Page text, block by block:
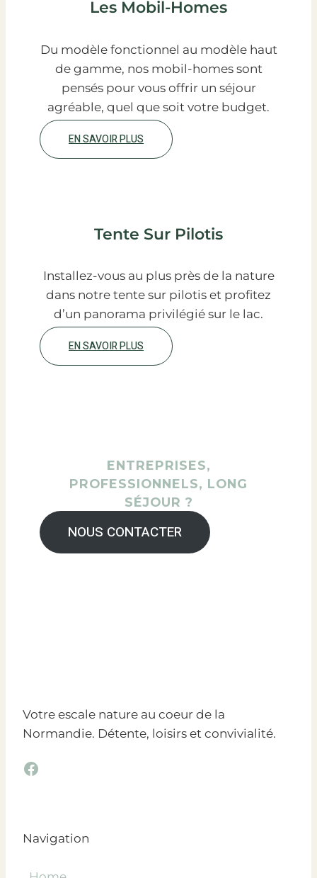
Les Mobil-Homes
Du modèle fonctionnel au modèle haut
de gamme, nos mobil-homes sont
pensés pour vous offrir un séjour
agréable, quel que soit votre budget.
EN SAVOIR PLUS
Tente Sur Pilotis
Installez-vous au plus près de la nature
dans notre tente sur pilotis et profitez
d’un panorama privilégié sur le lac.
EN SAVOIR PLUS
ENTREPRISES,
PROFESSIONNELS, LONG
SÉJOUR ?
NOUS CONTACTER
Votre escale nature au coeur de la
Normandie. Détente, loisirs et convivialité.
Facebook
Navigation